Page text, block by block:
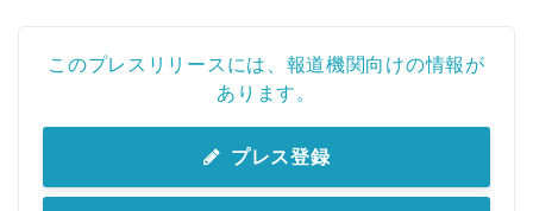
このプレスリリースには、報道機関向けの情報が
あります。
プレス登録